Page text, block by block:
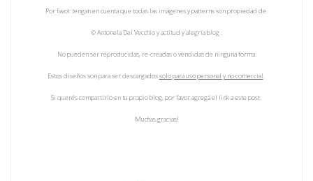
Por favor tengan en cuenta que todas las imágenes y patterns son propiedad de
© Antonela Del Vecchio y actitud y alegría blog .
No pueden ser reproducidas, re-creadas o vendidas de ninguna forma.
Estos diseños son para ser descargadossolo para uso personal y no comercial.
Si querés compartirlo en tu propio blog, por favor agregá el link a este post.
Muchas gracias!